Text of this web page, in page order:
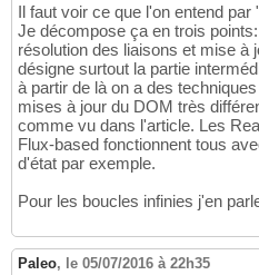
Il faut voir ce que l'on entend
Je décompose ça en trois
résolution des liaisons et mise à
désigne surtout la partie
à partir de là on a des
mises à jour du DOM très
comme vu dans l'article. Les
Flux-based fonctionnent tous
d'état par exemple.
Pour les boucles infinies j'en
Paleo, le 05/07/2016 à 22h35